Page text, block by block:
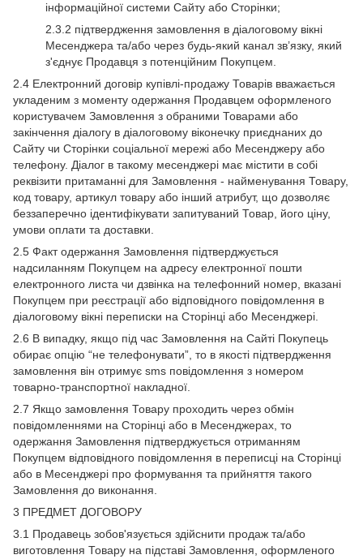
інформаційної системи Сайту або Сторінки;
2.3.2 підтвердження замовлення в діалоговому вікні
Месенджера та/або через будь-який канал зв’язку, який
з'єднує Продавця з потенційним Покупцем.
2.4 Електронний договір купівлі-продажу Товарів вважається
укладеним з моменту одержання Продавцем оформленого
користувачем Замовлення з обраними Товарами або
закінчення діалогу в діалоговому віконечку приєднаних до
Сайту чи Сторінки соціальної мережі або Месенджеру або
телефону. Діалог в такому месенджері має містити в собі
реквізити притаманні для Замовлення - найменування Товару,
код товару, артикул товару або інший атрибут, що дозволяє
беззаперечно ідентифікувати запитуваний Товар, його ціну,
умови оплати та доставки.
2.5 Факт одержання Замовлення підтверджується
надсиланням Покупцем на адресу електронної пошти
електронного листа чи дзвінка на телефонний номер, вказані
Покупцем при реєстрації або відповідного повідомлення в
діалоговому вікні переписки на Сторінці або Месенджері.
2.6 В випадку, якщо під час Замовлення на Сайті Покупець
обирає опцію “не телефонувати”, то в якості підтвердження
замовлення він отримує sms повідомлення з номером
товарно-транспортної накладної.
2.7 Якщо замовлення Товару проходить через обмін
повідомленнями на Сторінці або в Месенджерах, то
одержання Замовлення підтверджується отриманням
Покупцем відповідного повідомлення в переписці на Сторінці
або в Месенджері про формування та прийняття такого
Замовлення до виконання.
3 ПРЕДМЕТ ДОГОВОРУ
3.1 Продавець зобов'язується здійснити продаж та/або
виготовлення Товару на підставі Замовлення, оформленого